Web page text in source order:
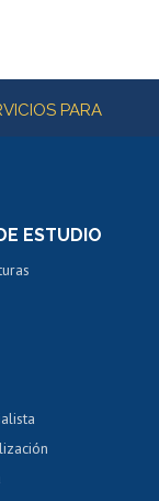
PARA
ESTUDIO